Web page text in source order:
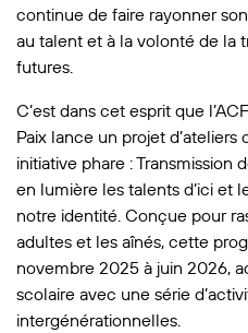
continue de faire rayonner
au talent et à la volonté de la
futures.
C’est dans cet esprit que
Paix lance un projet
initiative phare :
en lumière les talents d’ici et
notre identité. Conçue pour
adultes et les aînés, cette
novembre 2025 à juin 2026,
scolaire avec une série
intergénérationnelles.